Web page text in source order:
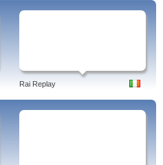
Rai Replay